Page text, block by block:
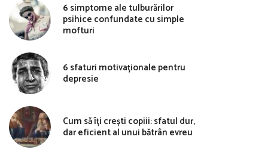
6 simptome ale tulburărilor
psihice confundate cu simple
mofturi
6 sfaturi motivaționale pentru
depresie
Cum să îți crești copiii: sfatul dur,
dar eficient al unui bătrân evreu